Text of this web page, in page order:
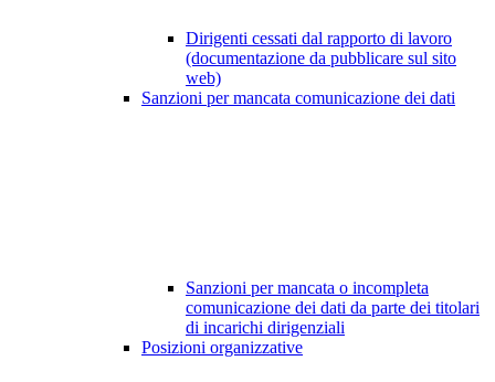
Dirigenti cessati dal rapporto di lavoro
(documentazione da pubblicare sul sito
web)
Sanzioni per mancata comunicazione dei dati
Sanzioni per mancata o incompleta
comunicazione dei dati da parte dei titolari
di incarichi dirigenziali
Posizioni organizzative